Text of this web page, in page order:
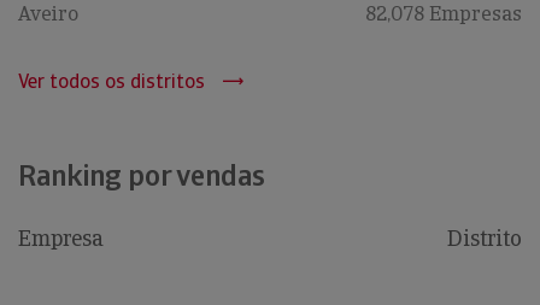
Aveiro 82,078 Empresas
Ver todos os distritos
Ranking por vendas
Empresa Distrito